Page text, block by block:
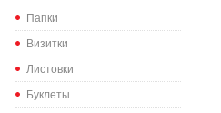
Папки
Визитки
Листовки
Буклеты